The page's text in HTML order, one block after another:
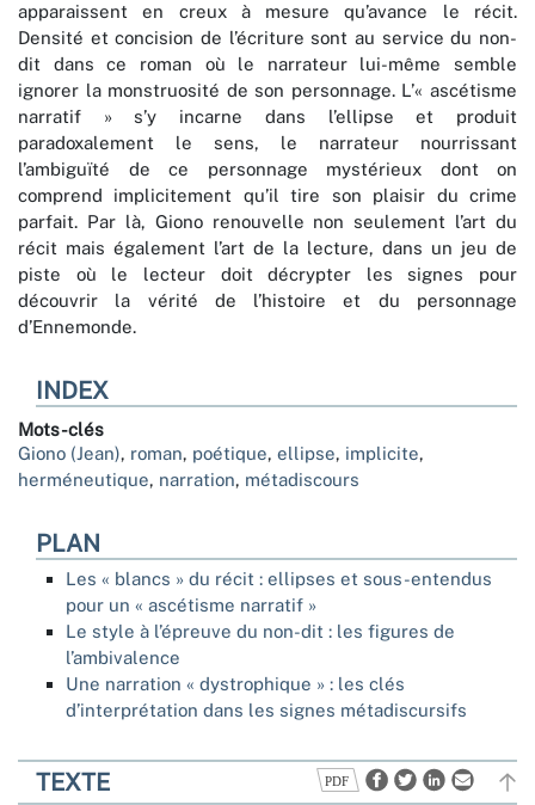
apparaissent en creux à mesure qu’avance le récit.
Densité et concision de l’écriture sont au service du non-
dit dans ce roman où le narrateur lui-même semble
ignorer la monstruosité de son personnage. L’« ascétisme
narratif » s’y incarne dans l’ellipse et produit
paradoxalement le sens, le narrateur nourrissant
l’ambiguïté de ce personnage mystérieux dont on
comprend implicitement qu’il tire son plaisir du crime
parfait. Par là, Giono renouvelle non seulement l’art du
récit mais également l’art de la lecture, dans un jeu de
piste où le lecteur doit décrypter les signes pour
découvrir la vérité de l’histoire et du personnage
d’Ennemonde.
INDEX
Mots-clés
Giono (Jean), roman, poétique, ellipse, implicite,
herméneutique, narration, métadiscours
PLAN
Les « blancs » du récit : ellipses et sous-entendus
pour un « ascétisme narratif »
Le style à l’épreuve du non-dit : les figures de
l’ambivalence
Une narration « dystrophique » : les clés
d’interprétation dans les signes métadiscursifs
TEXTE